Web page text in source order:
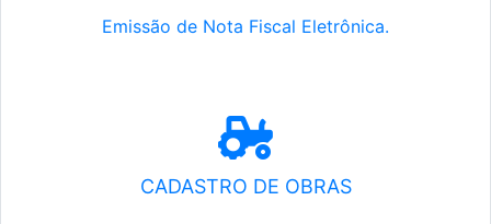
Emissão de Nota Fiscal Eletrônica.
CADASTRO DE OBRAS